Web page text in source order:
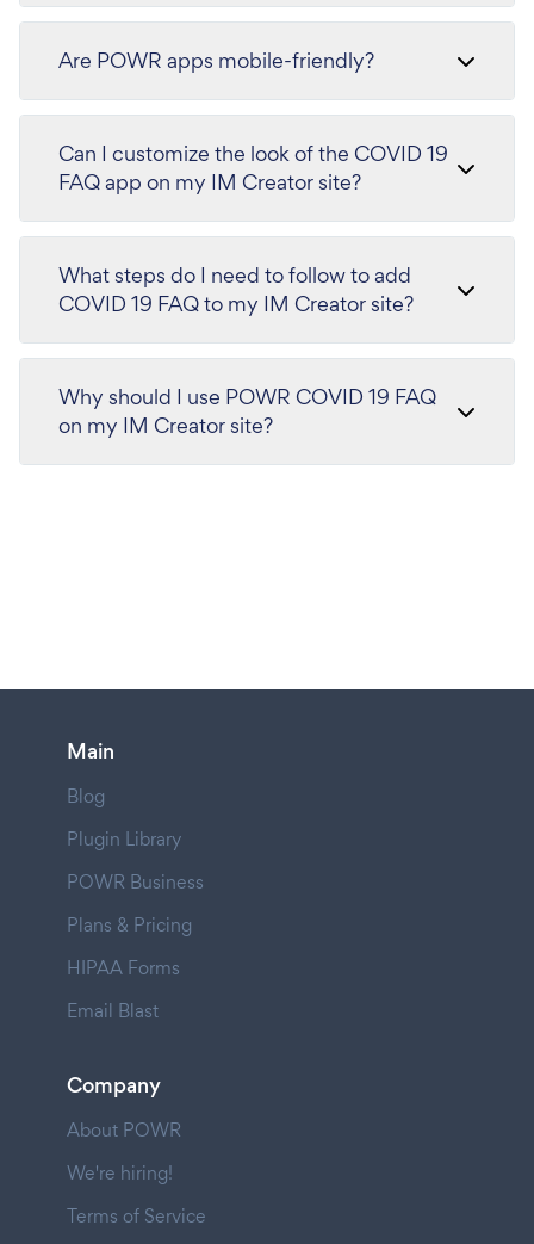
Are POWR apps mobile-friendly?
Can I customize the look of the COVID 19
FAQ app on my IM Creator site?
What steps do I need to follow to add
COVID 19 FAQ to my IM Creator site?
Why should I use POWR COVID 19 FAQ
on my IM Creator site?
Main
Blog
Plugin Library
POWR Business
Plans & Pricing
HIPAA Forms
Email Blast
Company
About POWR
We're hiring!
Terms of Service